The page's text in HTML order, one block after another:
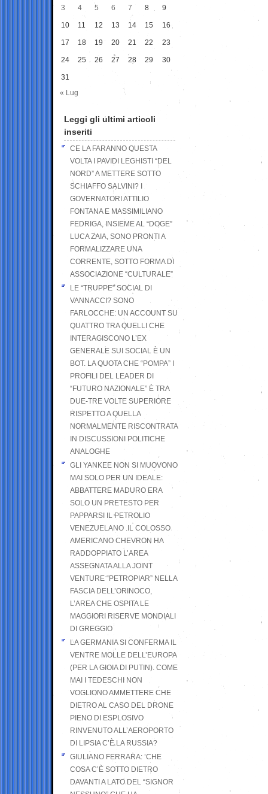
3 4 5 6 7 8 9
10 11 12 13 14 15 16
17 18 19 20 21 22 23
24 25 26 27 28 29 30
31
« Lug
Leggi gli ultimi articoli
inseriti
CE LA FARANNO QUESTA
VOLTA I PAVIDI LEGHISTI “DEL
NORD” A METTERE SOTTO
SCHIAFFO SALVINI? I
GOVERNATORI ATTILIO
FONTANA E MASSIMILIANO
FEDRIGA, INSIEME AL “DOGE”
LUCA ZAIA, SONO PRONTI A
FORMALIZZARE UNA
CORRENTE, SOTTO FORMA DI
ASSOCIAZIONE “CULTURALE”
LE “TRUPPE” SOCIAL DI
VANNACCI? SONO
FARLOCCHE: UN ACCOUNT SU
QUATTRO TRA QUELLI CHE
INTERAGISCONO L’EX
GENERALE SUI SOCIAL È UN
BOT. LA QUOTA CHE “POMPA” I
PROFILI DEL LEADER DI
“FUTURO NAZIONALE” È TRA
DUE-TRE VOLTE SUPERIORE
RISPETTO A QUELLA
NORMALMENTE RISCONTRATA
IN DISCUSSIONI POLITICHE
ANALOGHE
GLI YANKEE NON SI MUOVONO
MAI SOLO PER UN IDEALE:
ABBATTERE MADURO ERA
SOLO UN PRETESTO PER
PAPPARSI IL PETROLIO
VENEZUELANO .IL COLOSSO
AMERICANO CHEVRON HA
RADDOPPIATO L’AREA
ASSEGNATA ALLA JOINT
VENTURE “PETROPIAR” NELLA
FASCIA DELL’ORINOCO,
L’AREA CHE OSPITA LE
MAGGIORI RISERVE MONDIALI
DI GREGGIO
LA GERMANIA SI CONFERMA IL
VENTRE MOLLE DELL’EUROPA
(PER LA GIOIA DI PUTIN). COME
MAI I TEDESCHI NON
VOGLIONO AMMETTERE CHE
DIETRO AL CASO DEL DRONE
PIENO DI ESPLOSIVO
RINVENUTO ALL’AEROPORTO
DI LIPSIA C’È LA RUSSIA?
GIULIANO FERRARA: ’CHE
COSA C’È SOTTO DIETRO
DAVANTI A LATO DEL “SIGNOR